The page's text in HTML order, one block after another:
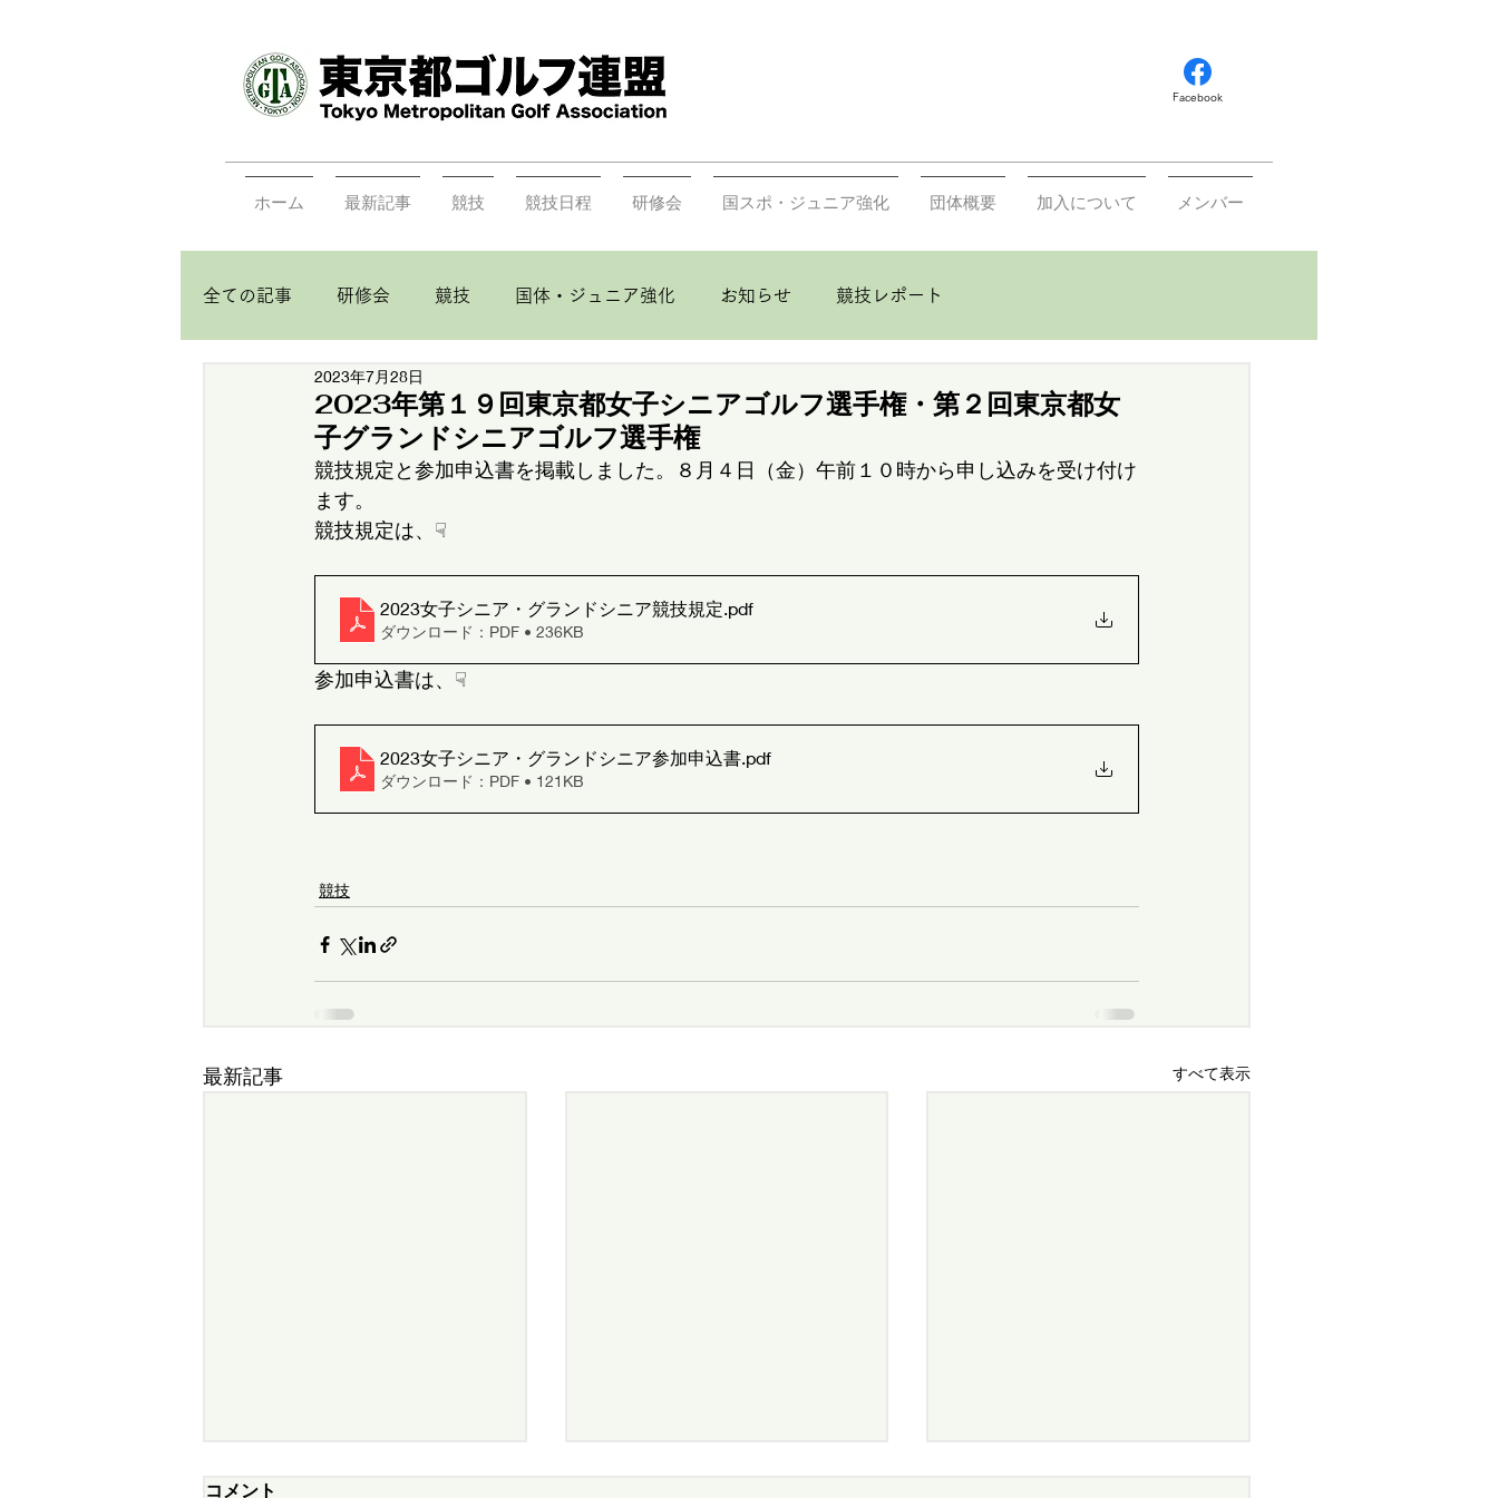
Facebook
ホーム 最新記事 競技 競技日程 研修会 国スポ・ジュニア強化 団体概要 加入について メンバー
全ての記事 研修会 競技 国体・ジュニア強化 お知らせ 競技レポート
2023年第１９回東京都女子シニアゴルフ選手権・第２回東京都女
子グランドシニアゴルフ選手権
2023年7月28日
競技規定と参加申込書を掲載しました。８月４日（金）午前１０時から申し込みを受け付け
ます。
競技規定は、☟
2023女子シニア・グランドシニア競技規定.pdf
ダウンロード：PDF • 236KB
参加申込書は、☟
2023女子シニア・グランドシニア参加申込書.pdf
ダウンロード：PDF • 121KB
競技
最新記事 すべて表示
2026年 第22回東京都グラ
コメント